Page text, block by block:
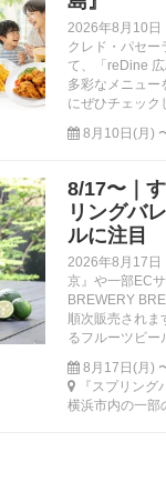
2026年8月10日
クレド・パセ
て、「reDine
多彩なメニュー
にぜひチェック
8月10日(月)
8/17〜｜
リングバ
ルに注目
2026年8月17日
京』や一部EC
BREWERY
順次販売されま
るフルーツビー
8月17日(月)
『スプリング
横浜市内の一部